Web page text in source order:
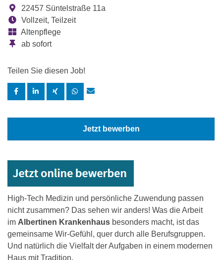
22457 Süntelstraße 11a
Vollzeit, Teilzeit
Altenpflege
ab sofort
Teilen Sie diesen Job!
Jetzt bewerben
High-Tech Medizin und persönliche Zuwendung passen
nicht zusammen? Das sehen wir anders! Was die Arbeit
im Albertinen Krankenhaus besonders macht, ist das
gemeinsame Wir-Gefühl, quer durch alle Berufsgruppen.
Und natürlich die Vielfalt der Aufgaben in einem modernen
Haus mit Tradition.